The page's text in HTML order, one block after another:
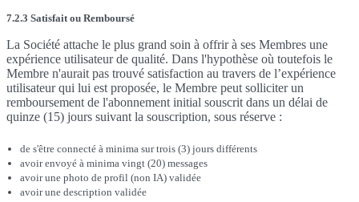
7.2.3 Satisfait ou Remboursé
La Société attache le plus grand soin à offrir à ses Membres une
expérience utilisateur de qualité. Dans l'hypothèse où toutefois le
Membre n'aurait pas trouvé satisfaction au travers de l’expérience
utilisateur qui lui est proposée, le Membre peut solliciter un
remboursement de l'abonnement initial souscrit dans un délai de
quinze (15) jours suivant la souscription, sous réserve :
de s'être connecté à minima sur trois (3) jours différents
avoir envoyé à minima vingt (20) messages
avoir une photo de profil (non IA) validée
avoir une description validée